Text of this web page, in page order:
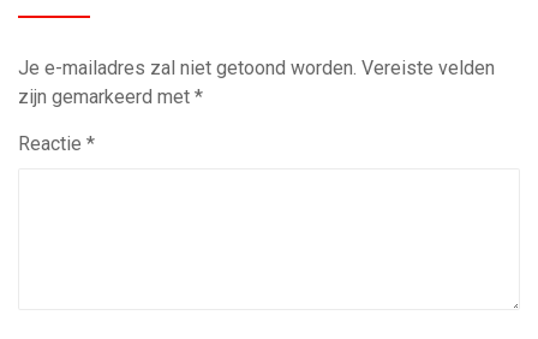
Je e-mailadres zal niet getoond worden. Vereiste velden
zijn gemarkeerd met *
Reactie *